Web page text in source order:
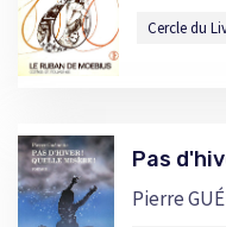
Cercle du
Pas
Pierre